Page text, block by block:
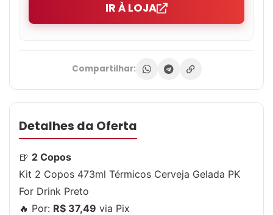
IR À LOJA
Compartilhar:
Detalhes da Oferta
🍺 2 Copos
Kit 2 Copos 473ml Térmicos Cerveja Gelada PK
For Drink Preto
🔥 Por: R$ 37,49 via Pix